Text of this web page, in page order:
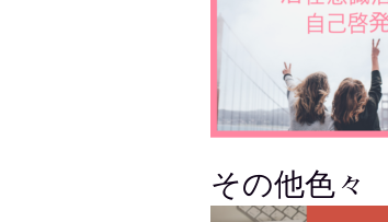
その他色々